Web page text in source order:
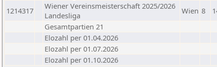
1214317
Wiener Vereinsmeisterschaft 2025/2026
Landesliga
Wien 8
Gesamtpartien 21
Elozahl per 01.04.2026
Elozahl per 01.07.2026
Elozahl per 01.10.2026